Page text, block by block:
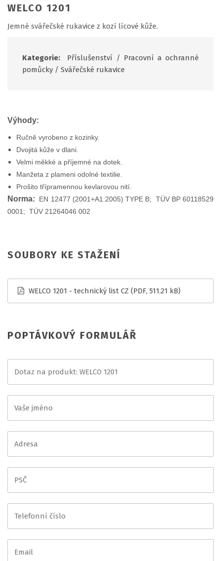
WELCO 1201
Jemné svářečské rukavice z kozí lícové kůže.
Kategorie: Příslušenství / Pracovní a ochranné
pomůcky / Svářečské rukavice
Výhody:
Ručně vyrobeno z kozinky.
Dvojitá kůže v dlani.
Velmi měkké a příjemné na dotek.
Manžeta z plameni odolné textilie.
Prošito třípramennou kevlarovou nití.
Norma: EN 12477 (2001+A1:2005) TYPE B; TÜV BP 60118529
0001; TÜV 21264046 002
SOUBORY KE STAŽENÍ
WELCO 1201 - technický list CZ (PDF, 511.21 kB)
POPTÁVKOVÝ FORMULÁŘ